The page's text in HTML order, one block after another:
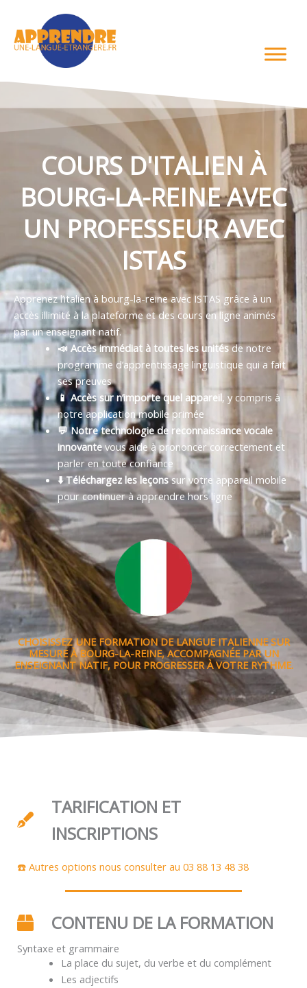
contenu
COURS D'ITALIEN À
BOURG-LA-REINE AVEC
UN PROFESSEUR AVEC
ISTAS
Apprenez l’italien à bourg-la-reine avec ISTAS grâce à un
accès illimité à la plateforme et des cours en ligne animés
par un enseignant natif.
📣 Accès immédiat à toutes les unitésde notre
programme d’apprentissage linguistique qui a fait
ses preuves
📱 Accès sur n’importe quel appareil, y compris à
notre application mobile primée
💬 Notre technologie de reconnaissance vocale
innovantevous aide à prononcer correctement et
parler en toute confiance
⬇️ Téléchargez les leçonssur votre appareil mobile
pour continuer à apprendre hors ligne
CHOISISSEZ UNE FORMATION DE LANGUE ITALIENNE SUR
MESURE À BOURG-LA-REINE, ACCOMPAGNÉE PAR UN
ENSEIGNANT NATIF, POUR PROGRESSER À VOTRE RYTHME.
TARIFICATION ET
INSCRIPTIONS
☎️ Autres options nous consulter au 03 88 13 48 38
CONTENU DE LA FORMATION
Syntaxe et grammaire
La place du sujet, du verbe et du complément
Les adjectifs